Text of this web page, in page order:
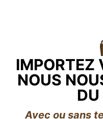
IMPORTEZ
NOUS
DU
Avec ou sans